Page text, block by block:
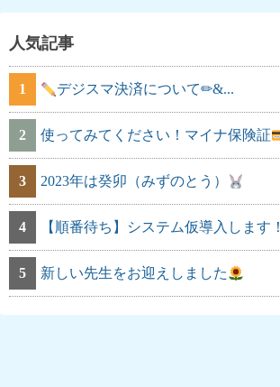
人気記事
1 デジスマ決済について✏&...
2 使ってみてください！マイナ保険証
3 2023年は癸卯（みずのとう）
4 【順番待ち】システム仮導入します！
5 新しい先生をお迎えしました